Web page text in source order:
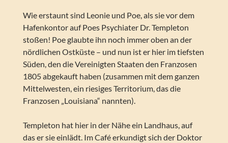
Wie erstaunt sind Leonie und Poe, als sie vor dem
Hafenkontor auf Poes Psychiater Dr. Templeton
stoßen! Poe glaubte ihn noch immer oben an der
nördlichen Ostküste – und nun ist er hier im tiefsten
Süden, den die Vereinigten Staaten den Franzosen
1805 abgekauft haben (zusammen mit dem ganzen
Mittelwesten, ein riesiges Territorium, das die
Franzosen „Louisiana“ nannten).
Templeton hat hier in der Nähe ein Landhaus, auf
das er sie einlädt. Im Café erkundigt sich der Doktor